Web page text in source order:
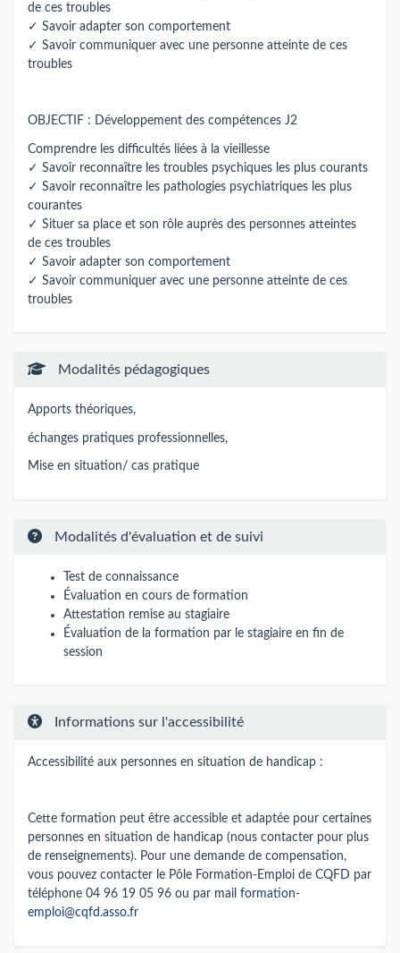
de ces troubles
✓ Savoir adapter son comportement
✓ Savoir communiquer avec une personne atteinte de ces
troubles
OBJECTIF : Développement des compétences J2
Comprendre les difficultés liées à la vieillesse
✓ Savoir reconnaître les troubles psychiques les plus courants
✓ Savoir reconnaître les pathologies psychiatriques les plus
courantes
✓ Situer sa place et son rôle auprès des personnes atteintes
de ces troubles
✓ Savoir adapter son comportement
✓ Savoir communiquer avec une personne atteinte de ces
troubles
Modalités pédagogiques
Apports théoriques,
échanges pratiques professionnelles,
Mise en situation/ cas pratique
Modalités d'évaluation et de suivi
Test de connaissance
Évaluation en cours de formation
Attestation remise au stagiaire
Évaluation de la formation par le stagiaire en fin de
session
Informations sur l'accessibilité
Accessibilité aux personnes en situation de handicap :
Cette formation peut être accessible et adaptée pour certaines
personnes en situation de handicap (nous contacter pour plus
de renseignements). Pour une demande de compensation,
vous pouvez contacter le Pôle Formation-Emploi de CQFD par
téléphone 04 96 19 05 96 ou par mail formation-
emploi@cqfd.asso.fr